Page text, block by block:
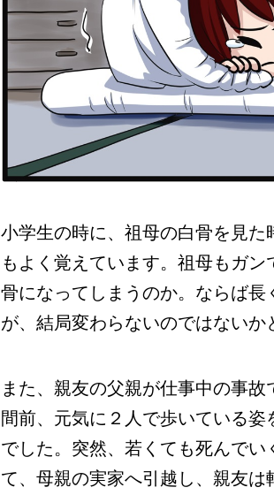
小学生の時に、祖母の白骨を見
もよく覚えています。祖母もガ
骨になってしまうのか。ならば長
が、結局変わらないのではないか
また、親友の父親が仕事中の事
間前、元気に２人で歩いている
でした。突然、若くても死んで
て、母親の実家へ引越し、親友